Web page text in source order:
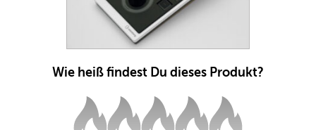
Wie heiß findest Du dieses Produkt?